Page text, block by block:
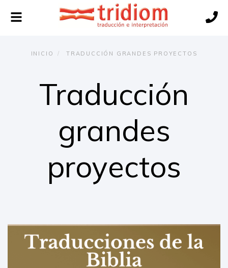
Alternar
navegación
INICIO TRADUCCIÓN GRANDES PROYECTOS
Traducción
grandes
proyectos